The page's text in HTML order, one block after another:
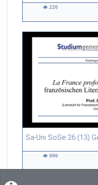
226
Sa-Uni SoSe 26 (13)
55:13 duration
999